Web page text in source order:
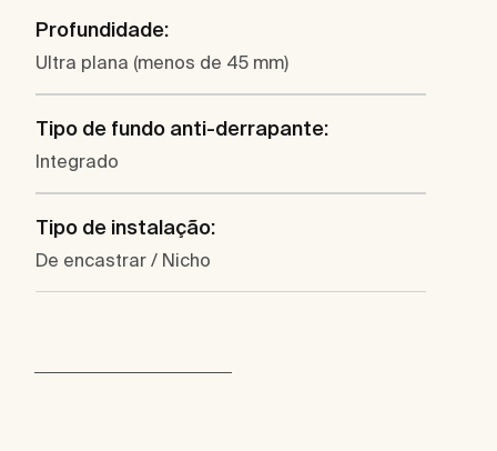
Profundidade:
Ultra plana (menos de 45 mm)
Tipo de fundo anti-derrapante:
Integrado
Tipo de instalação:
De encastrar / Nicho